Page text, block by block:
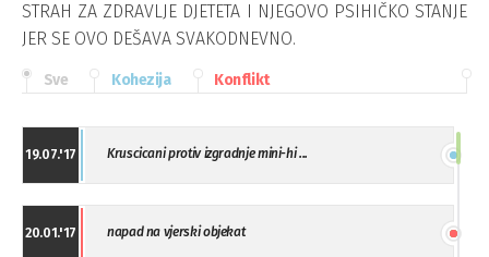
STRAH ZA ZDRAVLJE DJETETA I NJEGOVO PSIHIČKO STANJE
JER SE OVO DEŠAVA SVAKODNEVNO.
Sve Kohezija Konflikt
19.07.'17 Kruscicani protiv izgradnje mini-hi ...
20.01.'17 napad na vjerski objekat